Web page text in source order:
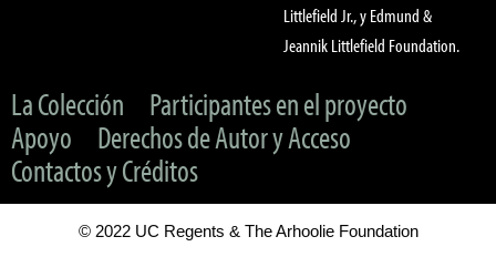
Littlefield Jr., y Edmund &
Jeannik Littlefield Foundation.
La Colección
Participantes en el proyecto
Apoyo
Derechos de Autor y Acceso
Contactos y Créditos
© 2022 UC Regents & The Arhoolie Foundation